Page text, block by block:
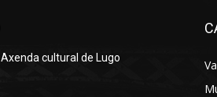
Axenda cultural de Lugo